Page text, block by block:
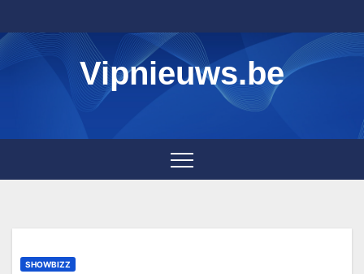
to
content
Vipnieuws.be
SHOWBIZZ